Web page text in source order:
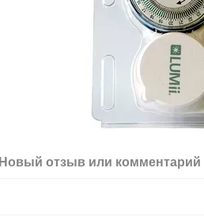
Новый отзыв или комментарий